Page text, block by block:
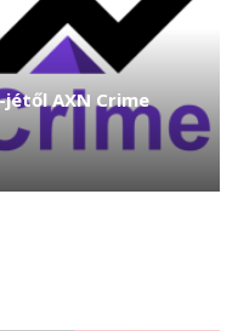
jétől AXN Crime